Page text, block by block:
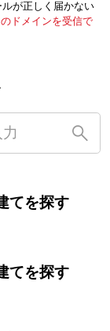
が正しく届かない
ドメインを受信で
てを探す
てを探す